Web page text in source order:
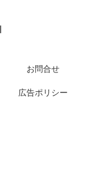
お問合せ
広告ポリシー